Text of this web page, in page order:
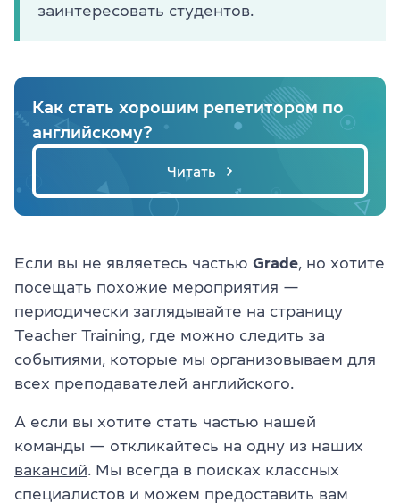
заинтересовать студентов.
Как стать хорошим репетитором по
английскому?
Читать
Если вы не являетесь частью Grade, но хотите
посещать похожие мероприятия —
периодически заглядывайте на страницу
Teacher Training, где можно следить за
событиями, которые мы организовываем для
всех преподавателей английского.
А если вы хотите стать частью нашей
команды — откликайтесь на одну из наших
вакансий. Мы всегда в поисках классных
специалистов и можем предоставить вам